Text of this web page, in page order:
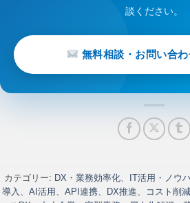
談ください。
無料相談・お問い合
カテゴリー: DX・業務効率化 IT活用・ノウ
導入
AI活用 API連携、 DX推進 コスト削減